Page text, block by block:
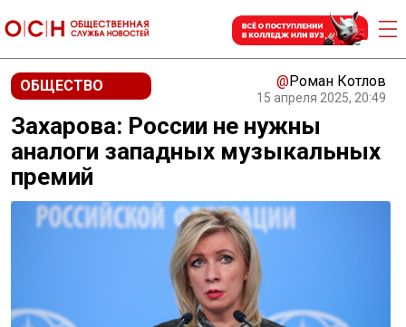
ОБЩЕСТВО @Роман Котлов
15 апреля 2025, 20:49
Захарова: России не нужны
аналоги западных музыкальных
премий